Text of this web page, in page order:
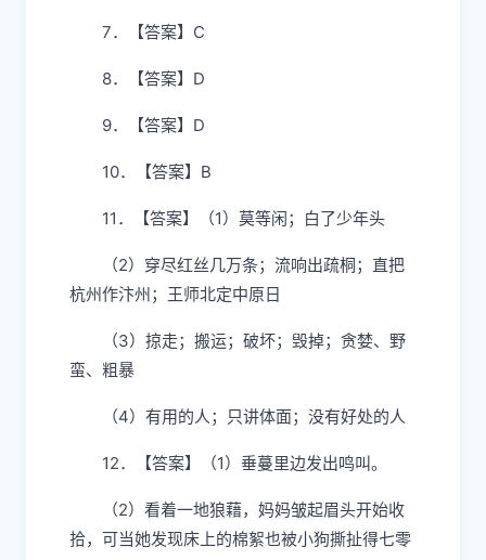
7．【答案】C
8．【答案】D
9．【答案】D
10．【答案】B
11．【答案】（1）莫等闲；白了少年头
（2）穿尽红丝几万条；流响出疏桐；直把
杭州作汴州；王师北定中原日
（3）掠走；搬运；破坏；毁掉；贪婪、野
蛮、粗暴
（4）有用的人；只讲体面；没有好处的人
12．【答案】（1）垂蔓里边发出鸣叫。
（2）看着一地狼藉，妈妈皱起眉头开始收
拾，可当她发现床上的棉絮也被小狗撕扯得七零